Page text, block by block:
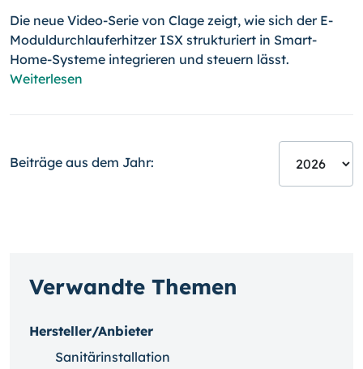
Die neue Video-Serie von Clage zeigt, wie sich der E-
Moduldurchlauferhitzer ISX strukturiert in Smart-
Home-Systeme integrieren und steuern lässt.
Weiterlesen
Beiträge aus dem Jahr:
Verwandte Themen
Hersteller/Anbieter
Sanitärinstallation